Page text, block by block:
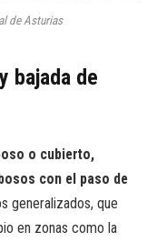
de Asturias
bajada de
o cubierto,
con el paso de
generalizados, que
en zonas como la